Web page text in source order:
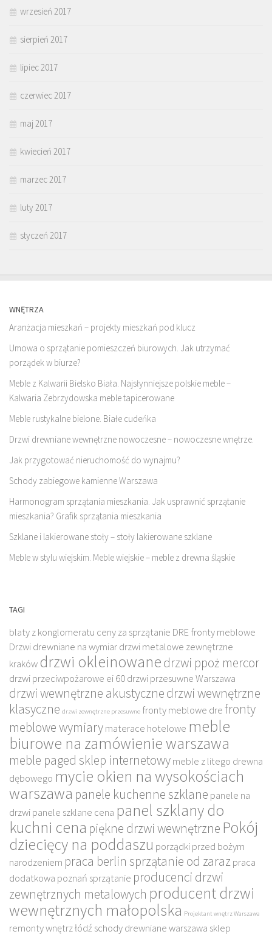
wrzesień 2017
sierpień 2017
lipiec 2017
czerwiec 2017
maj 2017
kwiecień 2017
marzec 2017
luty 2017
styczeń 2017
WNĘTRZA
Aranżacja mieszkań – projekty mieszkań pod klucz
Umowa o sprzątanie pomieszczeń biurowych. Jak utrzymać
porządek w biurze?
Meble z Kalwarii Bielsko Biała. Najsłynniejsze polskie meble –
Kalwaria Zebrzydowska meble tapicerowane
Meble rustykalne bielone. Białe cudeńka
Drzwi drewniane wewnętrzne nowoczesne – nowoczesne wnętrze.
Jak przygotować nieruchomość do wynajmu?
Schody zabiegowe kamienne Warszawa
Harmonogram sprzątania mieszkania. Jak usprawnić sprzątanie
mieszkania? Grafik sprzątania mieszkania
Szklane i lakierowane stoły – stoły lakierowane szklane
Meble w stylu wiejskim. Meble wiejskie – meble z drewna śląskie
TAGI
blaty z konglomeratu ceny za sprzątanie DRE fronty meblowe
Drzwi drewniane na wymiardrzwi metalowe zewnętrzne
kraków drzwi okleinowanedrzwi ppoż mercor
drzwi przeciwpożarowe ei 60drzwi przesuwne Warszawa
drzwi wewnętrzne akustycznedrzwi wewnętrzne
klasyczne drzwi zewnętrzne przesuwne fronty meblowe drefronty
meblowe wymiarymaterace hotelowe meble
biurowe na zamówienie warszawa
meble paged sklep internetowymeble z litego drewna
dębowego mycie okien na wysokościach
warszawa panele kuchenne szklane panele na
drzwipanele szklane cena panel szklany do
kuchni cena piękne drzwi wewnętrzne Pokój
dziecięcy na poddaszu porządki przed bożym
narodzeniem praca berlin sprzątanie od zarazpraca
dodatkowa poznań sprzątanie producenci drzwi
zewnętrznych metalowych producent drzwi
wewnętrznych małopolska Projektant wnętrz Warszawa
remonty wnętrz łódź schody drewniane warszawa sklep